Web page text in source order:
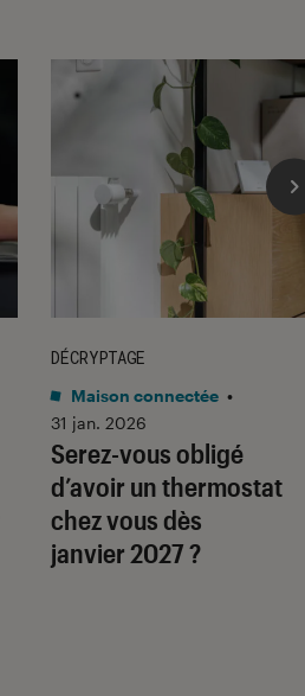
Serez-vous obligé
d’avoir un thermostat
chez vous dès
janvier 2027 ?
DÉCRYPTAGE
Maison connectée •
31 jan. 2026